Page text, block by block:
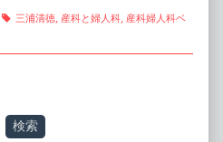
Tags
三浦清徳, 産科と婦人科, 産科婦人科ベ
検索